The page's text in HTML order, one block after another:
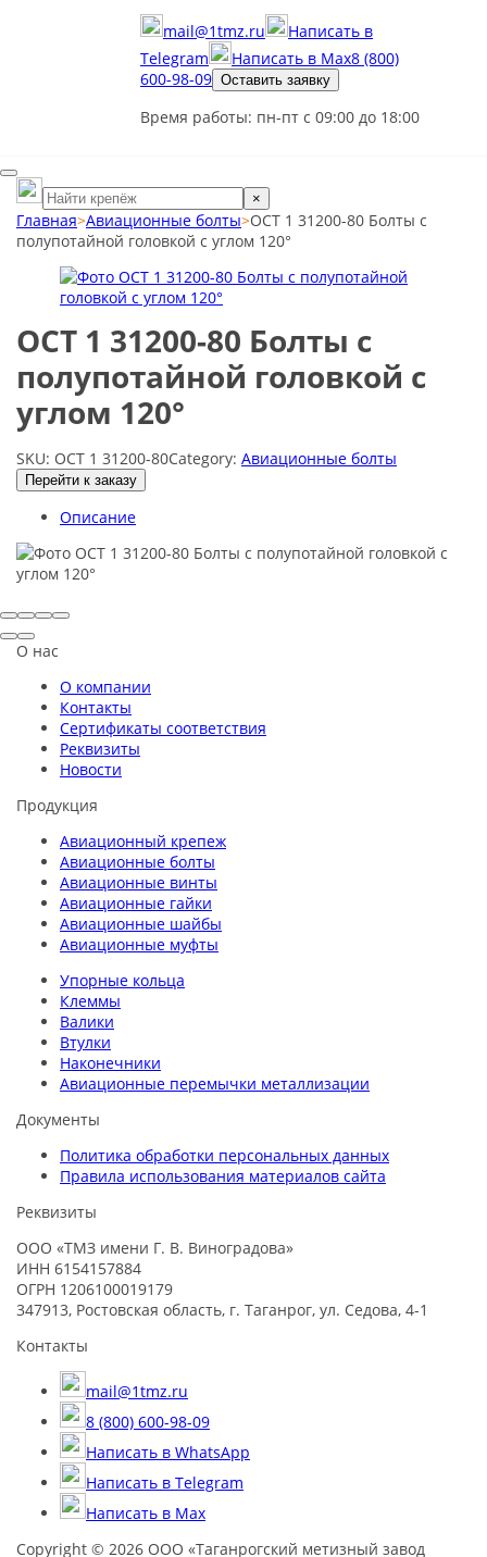
mail@1tmz.ru
Написать в
Telegram
Написать в Max8 (800)
600-98-09 Оставить заявку
Время работы: пн-пт с 09:00 до 18:00
×
Главная>Авиационные болты>ОСТ 1 31200-80 Болты с
полупотайной головкой с углом 120°
ОСТ 1 31200-80 Болты с
полупотайной головкой с
углом 120°
SKU: ОСТ 1 31200-80Category: Авиационные болты
Перейти к заказу
Описание
О нас
О компании
Контакты
Сертификаты соответствия
Реквизиты
Новости
Продукция
Авиационный крепеж
Авиационные болты
Авиационные винты
Авиационные гайки
Авиационные шайбы
Авиационные муфты
Упорные кольца
Клеммы
Валики
Втулки
Наконечники
Авиационные перемычки металлизации
Документы
Политика обработки персональных данных
Правила использования материалов сайта
Реквизиты
ООО «ТМЗ имени Г. В. Виноградова»
ИНН 6154157884
ОГРН 1206100019179
347913, Ростовская область, г. Таганрог, ул. Седова, 4-1
Контакты
mail@1tmz.ru
8 (800) 600-98-09
Написать в WhatsApp
Написать в Telegram
Написать в Max
Copyright © 2026 ООО «Таганрогский метизный завод